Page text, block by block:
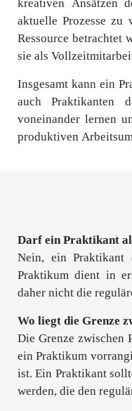
kreativen Ansätzen
aktuelle Prozesse zu
Ressource betrachtet
sie als
Insgesamt kann ein
auch Praktikanten
voneinander lernen
produktiven
Darf ein Praktikant
Nein, ein Praktikant
Praktikum dient in
daher nicht die
Wo liegt die Grenze
Die Grenze zwischen
ein Praktikum
ist. Ein Praktikant
werden, die den